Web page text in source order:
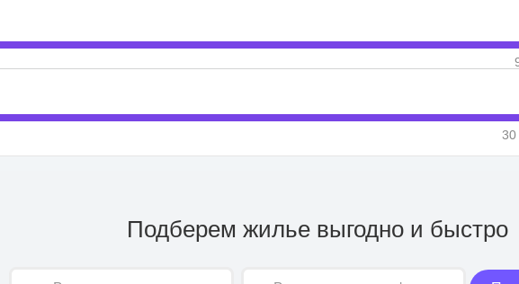
30
Подберем жилье выгодно и быстро